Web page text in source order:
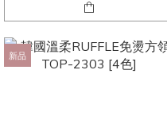
新品